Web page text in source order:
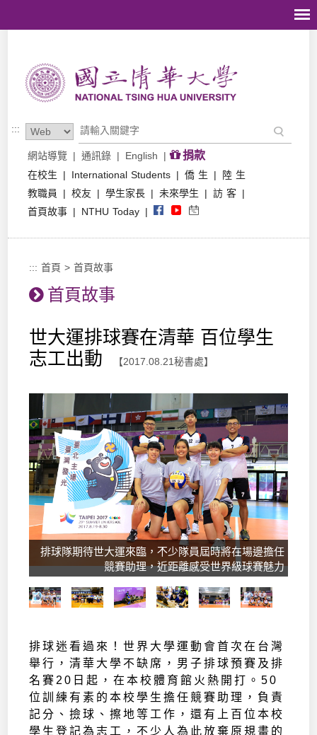
:::
網站導覽 | 通訊錄 | English | 捐款
在校生 | International Students | 僑 生 |
陸 生
教職員
| 校友 | 學生家長 | 未來學生 | 訪 客 |
首頁故事 | NTHU Today |
::: 首頁 >首頁故事
首頁故事
世大運排球賽在清華 百位學生
志工出動
【2017.08.21秘書處】
排球隊期待世大運來臨，𣎴少隊員屆時將在場邊擔任
競賽助理，近距離感受世界級球賽魅力
排球迷看過來！世界大學運動會首次在台灣
舉行，清華大學不缺席，男子排球預賽及排
名賽20日起，在本校體育館火熱開打。50
位訓練有素的本校學生擔任競賽助理，負責
記分、撿球、擦地等工作，還有上百位本校
學生登記為志工，不少人為此放棄原規畫的